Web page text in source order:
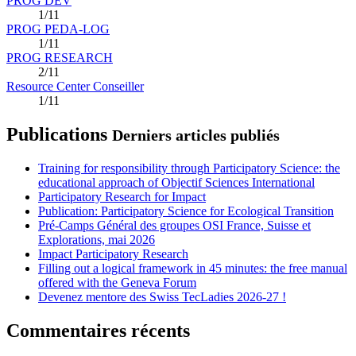
1/11
PROG PEDA-LOG
1/11
PROG RESEARCH
2/11
Resource Center Conseiller
1/11
Publications Derniers articles publiés
Training for responsibility through Participatory Science: the
educational approach of Objectif Sciences International
Participatory Research for Impact
Publication: Participatory Science for Ecological Transition
Pré-Camps Général des groupes OSI France, Suisse et
Explorations, mai 2026
Impact Participatory Research
Filling out a logical framework in 45 minutes: the free manual
offered with the Geneva Forum
Devenez mentore des Swiss TecLadies 2026-27 !
Commentaires récents